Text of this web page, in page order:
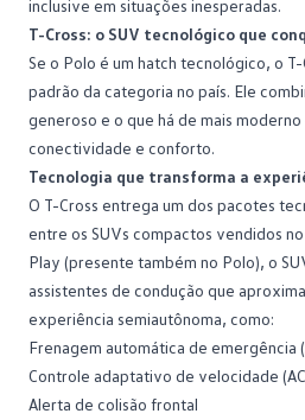
inclusive em situações inesperadas.
T-Cross: o SUV tecnológico que
Se o Polo é um hatch tecnológico, o
padrão da categoria no país. Ele
generoso e o que há de mais
conectividade e conforto.
Tecnologia que transforma a
O T-Cross entrega um dos pacotes
entre os SUVs compactos vendidos
Play (presente também no Polo), o
assistentes de condução que
experiência semiautônoma, como:
Frenagem automática de emergência
Controle adaptativo de velocidade
Alerta de colisão frontal